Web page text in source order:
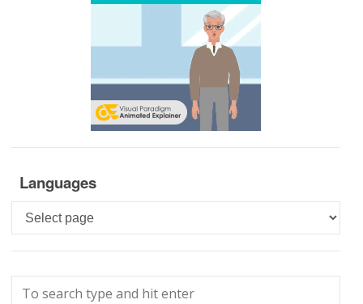
Languages
Languages